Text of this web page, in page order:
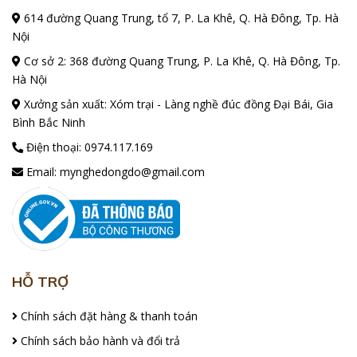
mang lời chúc cho công việc thuận buồm xuôi
gió vượt qua mọi khó khăn để hóa rồng.
Mỗi dịp lễ tết người Việt luôn muốn có những
những bức hoành phi câu đối mang về tặng
cho người thân, ông bà cha mẹ vừa thể hiện
lòng hiếu thảo lại giúp căn nhà thêm sang
trọng cổ kính. Ngoài ra những bức hoành phi
câu đối còn giúp bạn tiết kiệm được khoản chi
phí cho câu đối hàng năm.
614 đường Quang Trung, tổ 7, P. La Khê, Q. Hà Đông, Tp. Hà
Nội
Cơ sở 2: 368 đường Quang Trung, P. La Khê, Q. Hà Đông, Tp.
Hà Nội
Xưởng sản xuất: Xóm trại - Làng nghề đúc đồng Đại Bái, Gia
Bình Bắc Ninh
Điện thoại: 0974.117.169
Email: mynghedongdo@gmail.com
HỖ TRỢ
Chính sách đặt hàng & thanh toán
Chính sách bảo hành và đổi trả